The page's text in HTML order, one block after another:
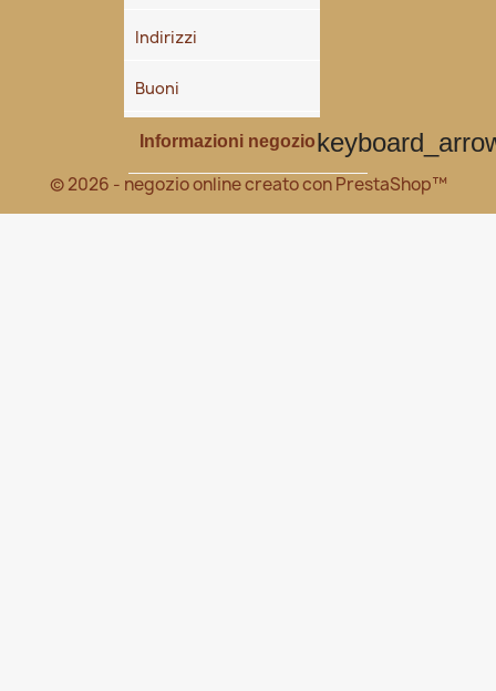
Indirizzi
Buoni
Informazioni negozio
© 2026 - negozio online creato con PrestaShop™